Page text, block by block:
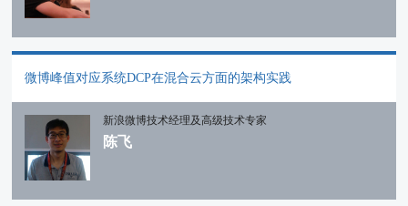
微博峰值对应系统DCP在混合云方面的架构实践
新浪微博技术经理及高级技术专家
陈飞